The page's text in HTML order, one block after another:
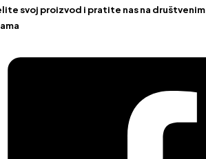
svoj proizvod i pratite nas na društvenim